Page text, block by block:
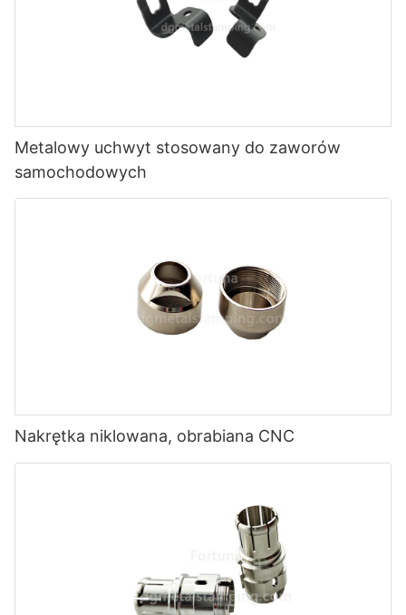
Metalowy uchwyt stosowany do zaworów
samochodowych
Nakrętka niklowana, obrabiana CNC